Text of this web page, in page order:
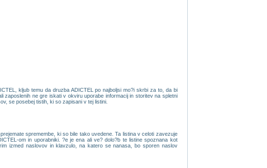
kljub temu da druzba ADICTEL po najboljsi mo?i skrbi za to, da bi
zaposlenih ne gre iskati v okviru uporabe informacij in storitev na spletni
se posebej tistih, ki so zapisani v tej listini.
spremembe, ki so bile tako uvedene. Ta listina v celoti zavezuje
om in uporabniki. ?e je ena ali ve? dolo?b te listine spoznana kot
izmed naslovov in klavzulo, na katero se nanasa, bo sporen naslov